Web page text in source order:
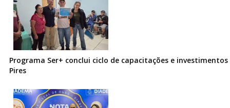
Programa Ser+ conclui ciclo de capacitações e
Pires